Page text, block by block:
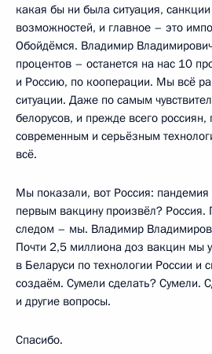
какая бы ни была ситуация,
возможностей, и главное – это
Обойдёмся. Владимир
процентов – останется на нас 10
и Россию, по кооперации. Мы всё
ситуации. Даже по самым
белорусов, и прежде всего
современным и серьёзным
всё.
Мы показали, вот Россия: пандемия
первым вакцину произвёл? Россия.
следом – мы. Владимир
Почти 2,5 миллиона доз вакцин мы
в Беларуси по технологии России и
создаём. Сумели сделать? Сумели.
и другие вопросы.
Спасибо.